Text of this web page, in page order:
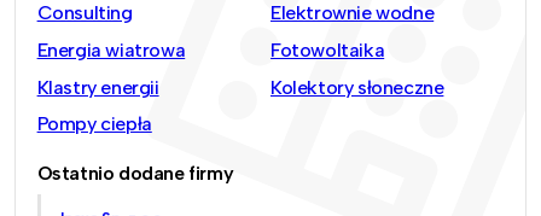
Consulting
Elektrownie wodne
Energia wiatrowa
Fotowoltaika
Klastry energii
Kolektory słoneczne
Pompy ciepła
Ostatnio dodane firmy